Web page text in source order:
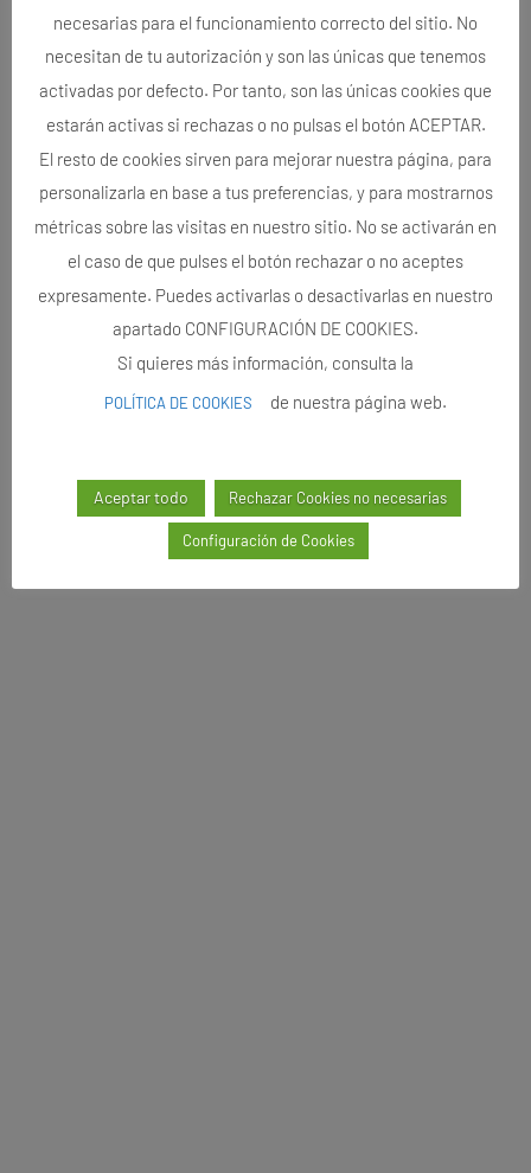
necesarias para el funcionamiento correcto del sitio. No
necesitan de tu autorización y son las únicas que tenemos
activadas por defecto. Por tanto, son las únicas cookies que
estarán activas si rechazas o no pulsas el botón ACEPTAR.
El resto de cookies sirven para mejorar nuestra página, para
personalizarla en base a tus preferencias, y para mostrarnos
métricas sobre las visitas en nuestro sitio. No se activarán en
el caso de que pulses el botón rechazar o no aceptes
expresamente. Puedes activarlas o desactivarlas en nuestro
apartado CONFIGURACIÓN DE COOKIES.
Si quieres más información, consulta la
POLÍTICA DE COOKIES de nuestra página web.
Aceptar todo Rechazar Cookies no necesarias
Configuración de Cookies